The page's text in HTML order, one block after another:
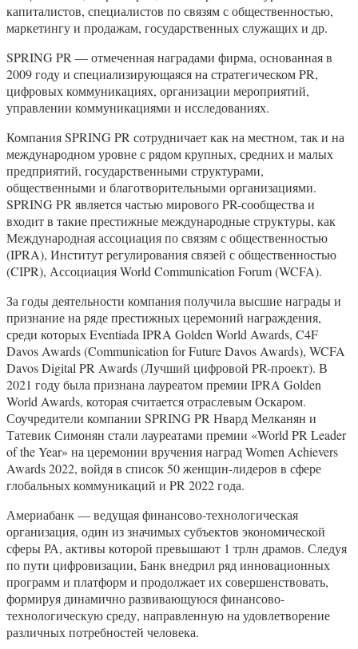
капиталистов, специалистов по связям с общественностью,
маркетингу и продажам, государственных служащих и др.
SPRING PR — отмеченная наградами фирма, основанная в
2009 году и специализирующаяся на стратегическом PR,
цифровых коммуникациях, организации мероприятий,
управлении коммуникациями и исследованиях.
Компания SPRING PR сотрудничает как на местном, так и на
международном уровне с рядом крупных, средних и малых
предприятий, государственными структурами,
общественными и благотворительными организациями.
SPRING PR является частью мирового PR-сообщества и
входит в такие престижные международные структуры, как
Международная ассоциация по связям с общественностью
(IPRA), Институт регулирования связей с общественностью
(CIPR), Ассоциация World Communication Forum (WCFA).
За годы деятельности компания получила высшие награды и
признание на ряде престижных церемоний награждения,
среди которых Eventiada IPRA Golden World Awards, C4F
Davos Awards (Communication for Future Davos Awards), WCFA
Davos Digital PR Awards (Лучший цифровой PR-проект). В
2021 году была признана лауреатом премии IPRA Golden
World Awards, которая считается отраслевым Оскаром.
Соучредители компании SPRING PR Нвард Мелканян и
Татевик Симонян стали лауреатами премии «World PR Leader
of the Year» на церемонии вручения наград Women Achievers
Awards 2022, войдя в список 50 женщин-лидеров в сфере
глобальных коммуникаций и PR 2022 года.
Америабанк — ведущая финансово-технологическая
организация, один из значимых субъектов экономической
сферы РА, активы которой превышают 1 трлн драмов. Следуя
по пути цифровизации, Банк внедрил ряд инновационных
программ и платформ и продолжает их совершенствовать,
формируя динамично развивающуюся финансово-
технологическую среду, направленную на удовлетворение
различных потребностей человека.